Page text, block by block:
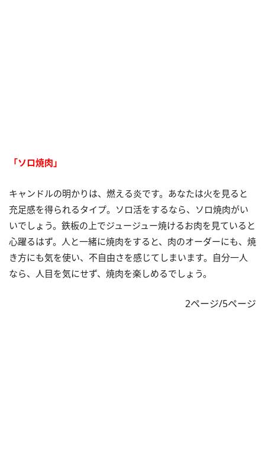
「ソロ焼肉」
キャンドルの明かりは、燃える炎です。あなたは火を見ると
充足感を得られるタイプ。ソロ活をするなら、ソロ焼肉がい
いでしょう。鉄板の上でジュージュー焼けるお肉を見ていると
心躍るはず。人と一緒に焼肉をすると、肉のオーダーにも、焼
き方にも気を使い、不自由さを感じてしまいます。自分一人
なら、人目を気にせず、焼肉を楽しめるでしょう。
2ページ/5ページ